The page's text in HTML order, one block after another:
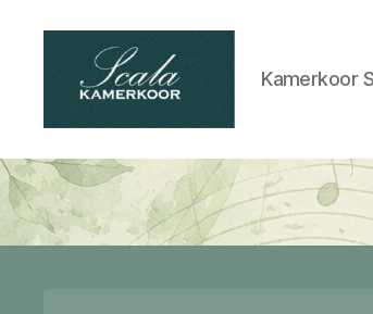
kamerkoor
Kamerkoor